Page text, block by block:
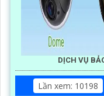
DỊCH VỤ
Lần xem: 10198